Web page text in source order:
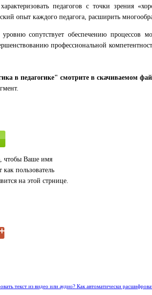
педагогов с точки зрения
опыт каждого педагога, расширить
сопутствует обеспечению процессов
профессиональной
в педагогике" смотрите в скачиваемом
чтобы Ваше имя
как пользователь
на этой стрнице.
текст из видео или аудио? Как автоматически